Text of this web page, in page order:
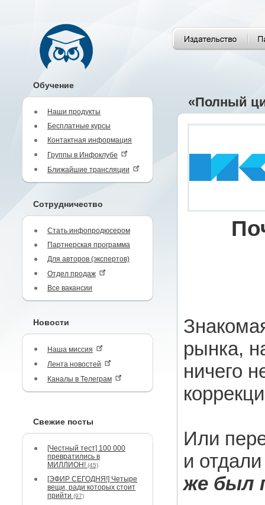
Обучение
Наши продукты
Бесплатные курсы
Контактная информация
Группы в Инфоклубе
Ближайшие трансляции
Сотрудничество
Стать инфопродюсером
Партнерская программа
Для авторов (экспертов)
Отдел продаж
Все вакансии
Новости
Наша миссия
Лента новостей
Каналы в Телеграм
Свежие посты
[Честный тест] 100 000
превратились в
МИЛЛИОН! (45)
[ЭФИР СЕГОДНЯ!] Четыре
вещи, ради которых стоит
прийти (97)
«Полный
рынка,
ничего
Или
и
же был